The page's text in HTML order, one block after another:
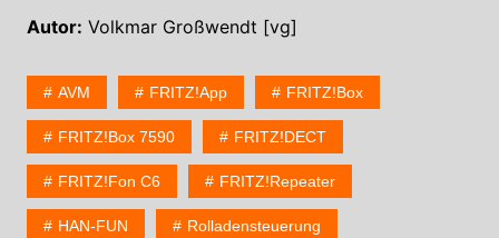
Autor: Volkmar Großwendt [vg]
AVM FRITZ!App FRITZ!Box
FRITZ!Box 7590 FRITZ!DECT
FRITZ!Fon C6 FRITZ!Repeater
HAN-FUN Rolladensteuerung